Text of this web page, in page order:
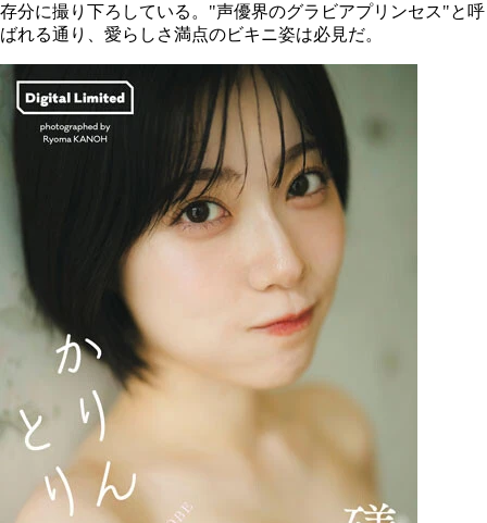
存分に撮り下ろしている。"声優界のグラビアプリンセス"と呼
ばれる通り、愛らしさ満点のビキニ姿は必見だ。